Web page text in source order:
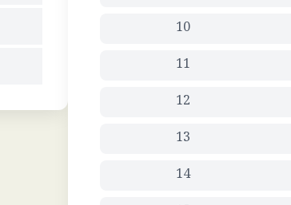
10
11
12
13
14